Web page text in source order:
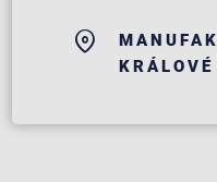
KRÁLOVÉ